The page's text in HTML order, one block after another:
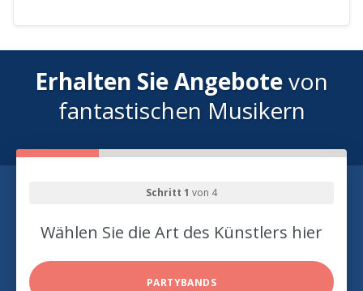
Erhalten Sie Angebotevon
fantastischen Musikern
Schritt 1 von 4
Wählen Sie die Art des Künstlers hier
PARTYBANDS